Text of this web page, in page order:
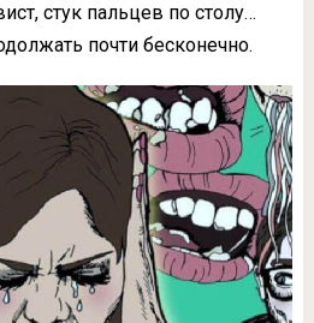
стук пальцев по столу…
почти бесконечно.